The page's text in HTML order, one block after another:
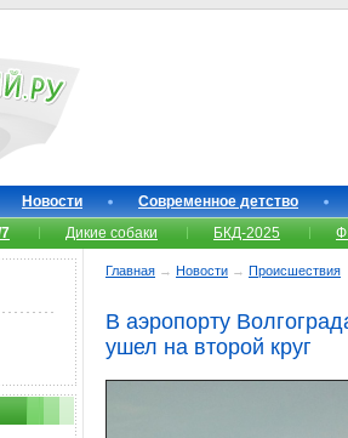
Новости
Современное детство
Дикие собаки БКД-2025
Главная → Новости → Происшествия
В аэропорту
ушел на второй круг